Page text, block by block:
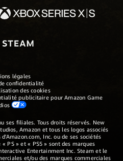
légales
confidentialité
des cookies
publicitaire pour Amazon Game
ses filiales. Tous droits réservés. New
Amazon et tous les logos associés
Inc. ou de ses sociétés
PS » et « PS5 » sont des marques
Entertainment Inc. Steam et le
et/ou des marques commerciales